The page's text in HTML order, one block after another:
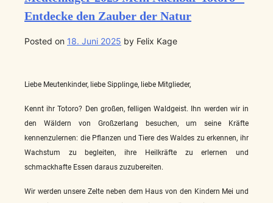
Entdecke den Zauber der Natur
Posted on 18. Juni 2025 by Felix Kage
Liebe Meutenkinder, liebe Sipplinge, liebe Mitglieder,
Kennt ihr Totoro? Den großen, felligen Waldgeist. Ihn werden wir in
den Wäldern von Großzerlang besuchen, um seine Kräfte
kennenzulernen: die Pflanzen und Tiere des Waldes zu erkennen, ihr
Wachstum zu begleiten, ihre Heilkräfte zu erlernen und
schmackhafte Essen daraus zuzubereiten.
Wir werden unsere Zelte neben dem Haus von den Kindern Mei und